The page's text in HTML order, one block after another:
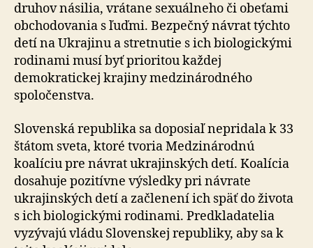
druhov násilia, vrátane sexuálneho či obeťami
obchodovania s ľuďmi. Bezpečný návrat týchto
detí na Ukrajinu a stretnutie s ich biologickými
rodinami musí byť prioritou každej
demokratickej krajiny medzinárodného
spoločenstva.
Slovenská republika sa doposiaľ nepridala k 33
štátom sveta, ktoré tvoria Medzinárodnú
koalíciu pre návrat ukrajinských detí. Koalícia
dosahuje pozitívne výsledky pri návrate
ukrajinských detí a začlenení ich späť do života
s ich biologickými rodinami. Predkladatelia
vyzývajú vládu Slovenskej republiky, aby sa k